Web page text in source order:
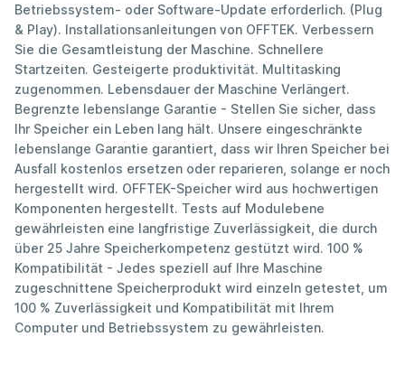
Betriebssystem- oder Software-Update erforderlich. (Plug
& Play). Installationsanleitungen von OFFTEK. Verbessern
Sie die Gesamtleistung der Maschine. Schnellere
Startzeiten. Gesteigerte produktivität. Multitasking
zugenommen. Lebensdauer der Maschine Verlängert.
Begrenzte lebenslange Garantie - Stellen Sie sicher, dass
Ihr Speicher ein Leben lang hält. Unsere eingeschränkte
lebenslange Garantie garantiert, dass wir Ihren Speicher bei
Ausfall kostenlos ersetzen oder reparieren, solange er noch
hergestellt wird. OFFTEK-Speicher wird aus hochwertigen
Komponenten hergestellt. Tests auf Modulebene
gewährleisten eine langfristige Zuverlässigkeit, die durch
über 25 Jahre Speicherkompetenz gestützt wird. 100 %
Kompatibilität - Jedes speziell auf Ihre Maschine
zugeschnittene Speicherprodukt wird einzeln getestet, um
100 % Zuverlässigkeit und Kompatibilität mit Ihrem
Computer und Betriebssystem zu gewährleisten.